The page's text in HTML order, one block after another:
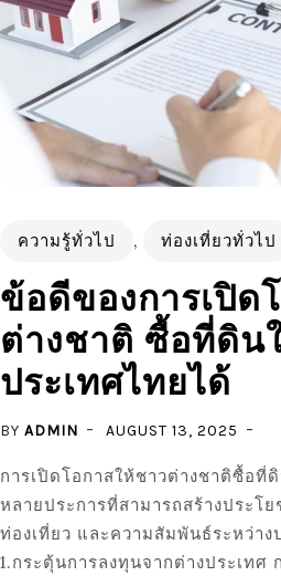
ความรู้ทั่วไป , ท่องเที่ยวทั่วไป
ข้อดีของการเปิด
ต่างชาติ ซื้อที่ดิน
ประเทศไทยได้
BY ADMIN AUGUST 13, 2025
การเปิดโอกาสให้ชาวต่างชาติซื้อที่
หลายประการที่สามารถสร้างประโ
ท่องเที่ยว และความสัมพันธ์ระหว่า
1.กระตุ้นการลงทุนจากต่างประเทศ